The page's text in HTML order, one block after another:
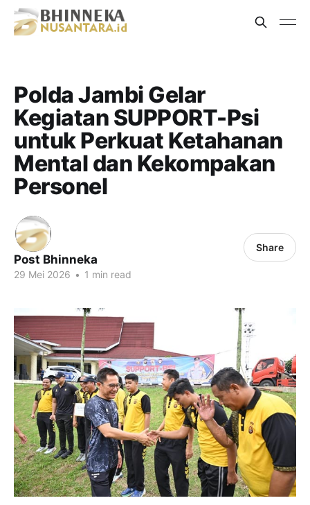
Polda Jambi Gelar
Kegiatan SUPPORT-Psi
untuk Perkuat Ketahanan
Mental dan Kekompakan
Personel
Post Bhinneka
29 Mei 2026 • 1 min read
Share